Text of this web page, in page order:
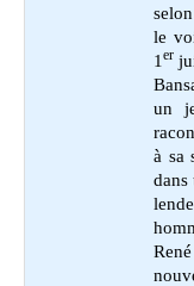
le
1 er
un
à sa
dans